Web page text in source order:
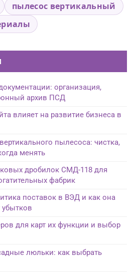
пылесос вертикальный
организация,
архив ПСД
влияет на развитие бизнеса в
пылесоса: чистка,
менять
дробилок СМД-118 для
фабрик
поставок в ВЭД и как она
убытков
для карт их функции и выбор
люльки: как выбрать